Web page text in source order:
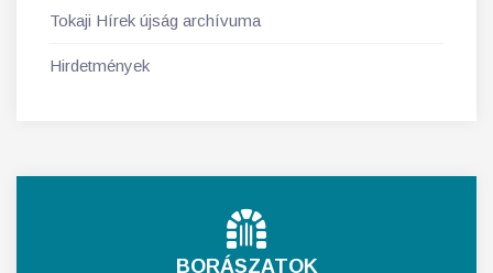
Tokaji Hírek újság archívuma
Hirdetmények
BORÁSZATOK